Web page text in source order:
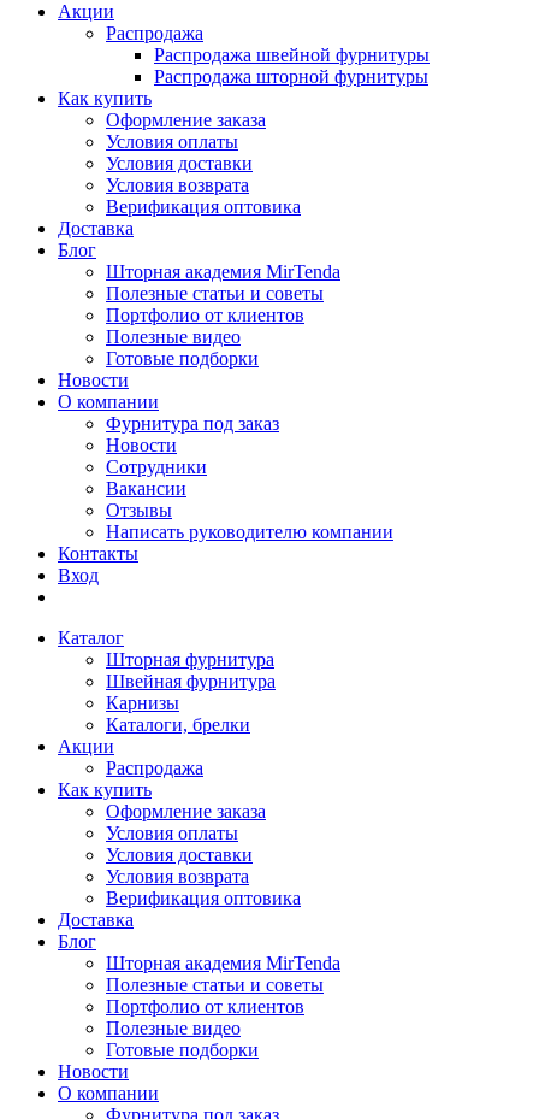
Акции
Распродажа
Распродажа швейной фурнитуры
Распродажа шторной фурнитуры
Как купить
Оформление заказа
Условия оплаты
Условия доставки
Условия возврата
Верификация оптовика
Доставка
Блог
Шторная академия MirTenda
Полезные статьи и советы
Портфолио от клиентов
Полезные видео
Готовые подборки
Новости
О компании
Фурнитура под заказ
Новости
Сотрудники
Вакансии
Отзывы
Написать руководителю компании
Контакты
Вход
Каталог
Шторная фурнитура
Швейная фурнитура
Карнизы
Каталоги, брелки
Акции
Распродажа
Как купить
Оформление заказа
Условия оплаты
Условия доставки
Условия возврата
Верификация оптовика
Доставка
Блог
Шторная академия MirTenda
Полезные статьи и советы
Портфолио от клиентов
Полезные видео
Готовые подборки
Новости
О компании
Фурнитура под заказ